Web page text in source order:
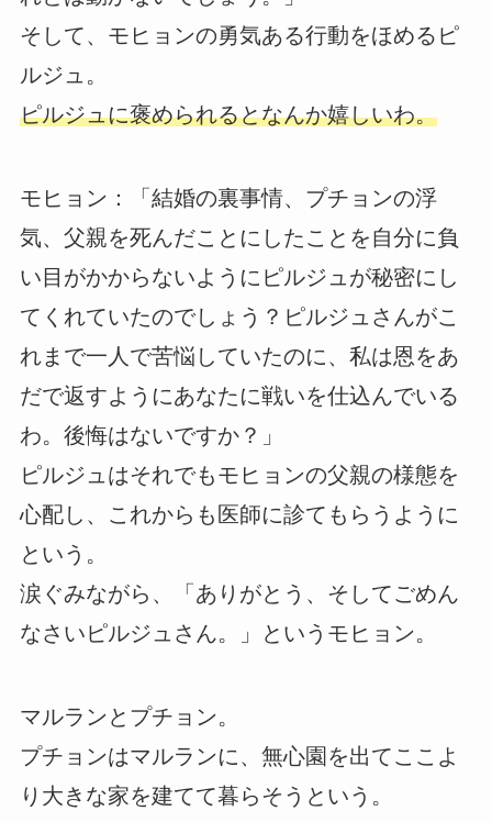
そして、モヒョンの勇気ある行動をほめるピ
ルジュ。
ピルジュに褒められるとなんか嬉しいわ。
モヒョン：「結婚の裏事情、プチョンの浮
気、父親を死んだことにしたことを自分に負
い目がかからないようにピルジュが秘密にし
てくれていたのでしょう？ピルジュさんがこ
れまで一人で苦悩していたのに、私は恩をあ
だで返すようにあなたに戦いを仕込んでいる
わ。後悔はないですか？」
ピルジュはそれでもモヒョンの父親の様態を
心配し、これからも医師に診てもらうように
という。
涙ぐみながら、「ありがとう、そしてごめん
なさいピルジュさん。」というモヒョン。
マルランとプチョン。
プチョンはマルランに、無心園を出てここよ
り大きな家を建てて暮らそうという。